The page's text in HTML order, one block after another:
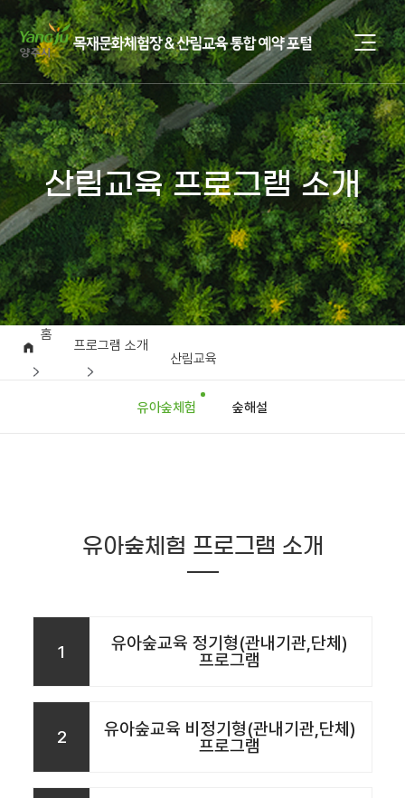
산림교육 프로그램 소개
홈
프로그램 소개
산림교육
유아숲체험 숲해설
유아숲체험 프로그램 소개
1
유아숲교육 정기형(관내기관,단체)
프로그램
2
유아숲교육 비정기형(관내기관,단체)
프로그램